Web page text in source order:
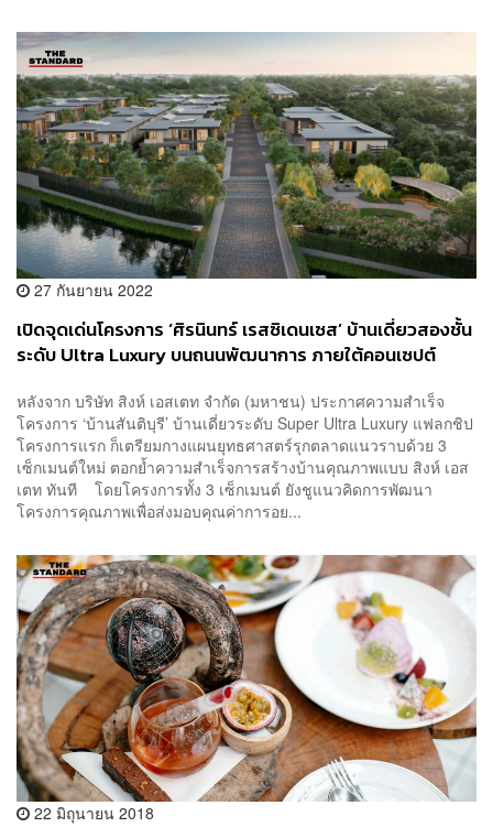
27 กันยายน 2022
เปิดจุดเด่นโครงการ ‘ศิรนินทร์ เรสซิเดนเซส’ บ้านเดี่ยวสองชั้น
ระดับ Ultra Luxury บนถนนพัฒนาการ ภายใต้คอนเซปต์
[ADVERTORIAL]
หลังจาก บริษัท สิงห์ เอสเตท จำกัด (มหาชน) ประกาศความสำเร็จ
โครงการ ‘บ้านสันติบุรี’ บ้านเดี่ยวระดับ Super Ultra Luxury แฟลกชิป
โครงการแรก ก็เตรียมกางแผนยุทธศาสตร์รุกตลาดแนวราบด้วย 3
เซ็กเมนต์ใหม่ ตอกย้ำความสำเร็จการสร้างบ้านคุณภาพแบบ สิงห์ เอส
เตท ทันที โดยโครงการทั้ง 3 เซ็กเมนต์ ยังชูแนวคิดการพัฒนา
โครงการคุณภาพเพื่อส่งมอบคุณค่าการอย...
22 มิถุนายน 2018